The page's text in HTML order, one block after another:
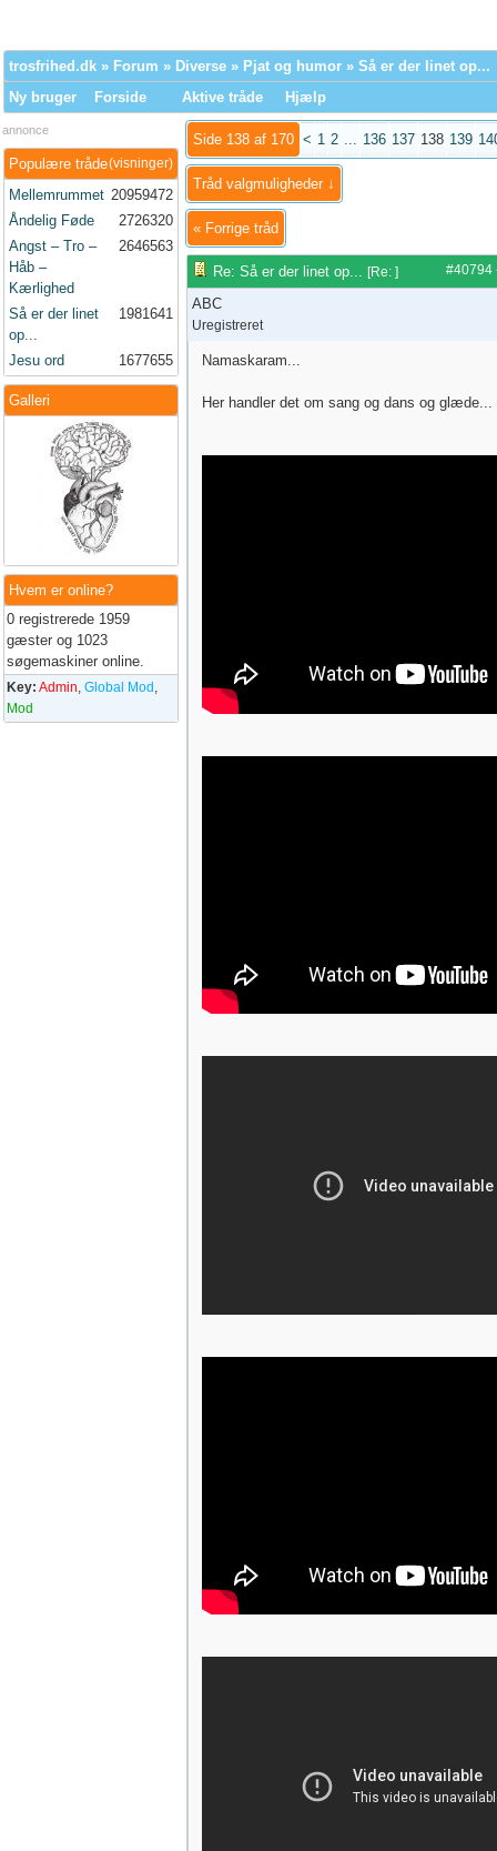
trosfrihed.dk » Forum » Diverse » Pjat og humor » Så er der linet op...
Ny bruger
Forside Aktive tråde Hjælp
annonce
(visninger)
Populære tråde
Mellemrummet 20959472
Åndelig Føde
2726320
Angst – Tro –
Håb –
Kærlighed
2646563
Så er der linet
op...
1981641
Jesu ord 1677655
Galleri
Hvem er online?
0 registrerede 1959
gæster og 1023
søgemaskiner online.
Key: Admin, Global Mod ,
Mod
Side 138 af 170 < 1 2 ... 136 137 138 139
Tråd valgmuligheder ↓
« Forrige tråd
#40794
Re: Så er der linet op... [Re: ]
ABC
Uregistreret
Namaskaram...
Her handler det om sang og dans og glæde...